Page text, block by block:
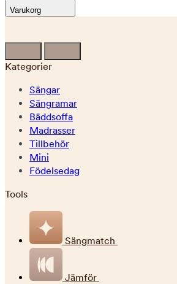
Varukorg
Kategorier
Sängar
Sängramar
Bäddsoffa
Madrasser
Tillbehör
Mini
Födelsedag
Tools
Sängmatch
Jämför